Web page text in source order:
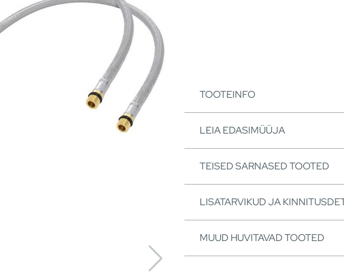
TOOTEINFO
LEIA EDASIMÜÜJA
TEISED SARNASED TOOTED
LISATARVIKUD JA
MUUD HUVITAVAD TOOTED